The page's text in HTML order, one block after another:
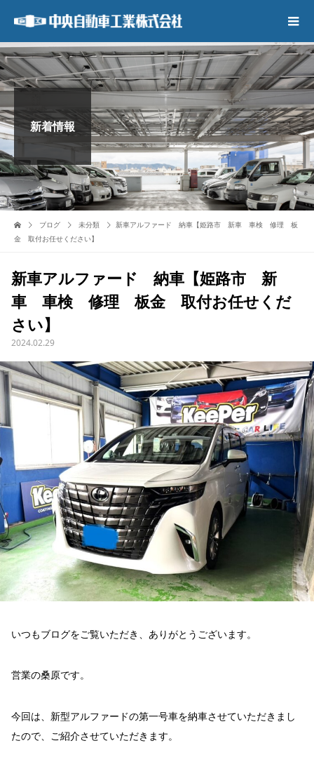
新着情報
ブログ 未分類
新車アルファード 納車【姫路市 新車 車検 修理 板
金 取付お任せください】
新車アルファード 納車【姫路市 新
車 車検 修理 板金 取付お任せくだ
さい】
2024.02.29
いつもブログをご覧いただき、ありがとうございます。
営業の桑原です。
今回は、新型アルファードの第一号車を納車させていただきまし
たので、ご紹介させていただきます。